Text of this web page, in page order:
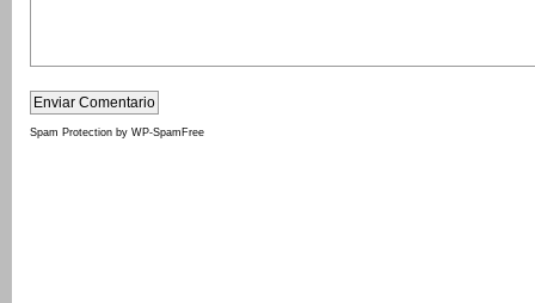
Spam Protection by WP-SpamFree